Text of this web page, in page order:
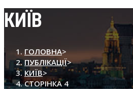
НА
САЙТІ
close
search
panel.
КИЇВ
ГОЛОВНА>
ПУБЛІКАЦІЇ>
КИЇВ>
СТОРІНКА 4